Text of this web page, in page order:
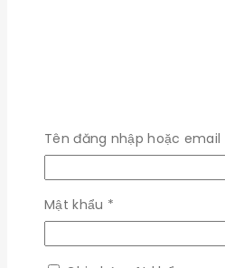
So với các phiên
Tên đăng nhập hoặc email
Mật khẩu *
buộc